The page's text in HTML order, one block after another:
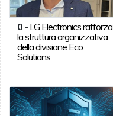
0- LG Electronics rafforza
la struttura organizzativa
della divisione Eco
Solutions